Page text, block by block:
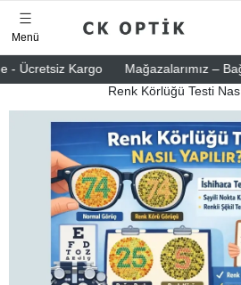
Ücretsiz Kargo Mağazalarımız –
Menü
Renk Körlüğü Testi